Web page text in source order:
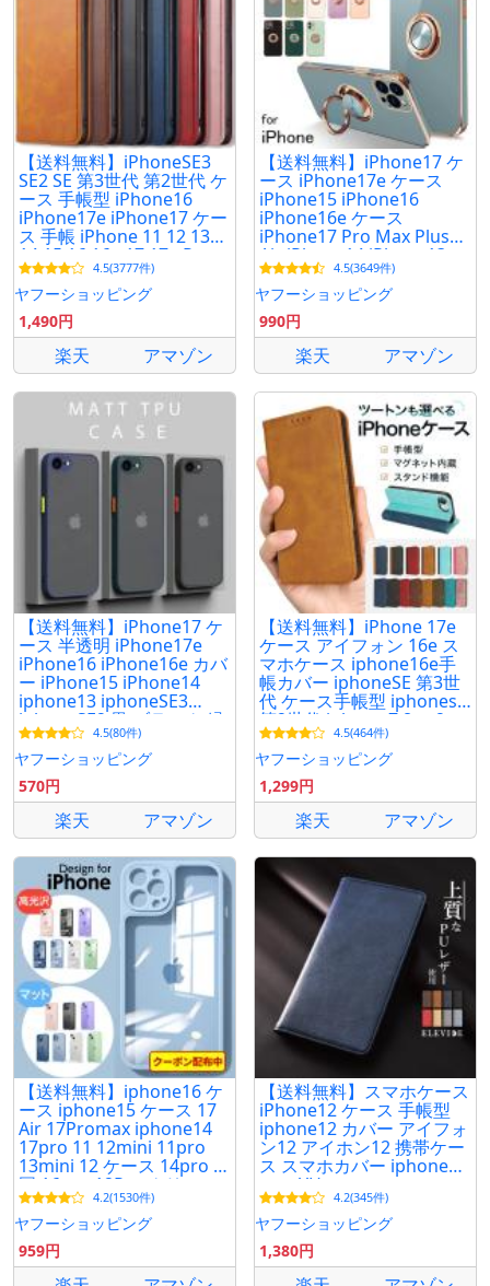
【送料無料】iPhoneSE3
SE2 SE 第3世代 第2世代 ケ
ース 手帳型 iPhone16
iPhone17e iPhone17 ケー
ス 手帳 iPhone 11 12 13
14 15 16 16e 17 17e Pro
max mini Plus ケース
4.5(3777件)
ヤフーショッピング
1,490円
楽天 アマゾン
【送料無料】iPhone17 ケ
ース iPhone17e ケース
iPhone15 iPhone16
iPhone16e ケース
iPhone17 Pro Max Plus
Air iPhone14 iPhone13
iPhone12 mini 11 SE3 ケ
ース リング付き
4.5(3649件)
ヤフーショッピング
990円
楽天 アマゾン
【送料無料】iPhone17 ケ
ース 半透明 iPhone17e
iPhone16 iPhone16e カバ
ー iPhone15 iPhone14
iphone13 iphoneSE3
iphoneSE2 黒 ブラック 緑
グリーン 紺 ネイビー 送料
無料
4.5(80件)
ヤフーショッピング
570円
楽天 アマゾン
【送料無料】iPhone 17e
ケース アイフォン 16e ス
マホケース iphone16e手
帳カバー iphoneSE 第3世
代 ケース手帳型 iphonese
第2世代 iphone 7 8 se2
se3 2022 マグネット
4.5(464件)
ヤフーショッピング
1,299円
楽天 アマゾン
【送料無料】iphone16 ケ
ース iphone15 ケース 17
Air 17Promax iphone14
17pro 11 12mini 11pro
13mini 12 ケース 14pro 韓
国 16pro 12Pro クリア レ
ンズ保護 指紋防止
4.2(1530件)
ヤフーショッピング
959円
【送料無料】スマホケース
iPhone12 ケース 手帳型
iphone12 カバー アイフォ
ン12 アイホン12 携帯ケー
ス スマホカバー iphoneケ
ース YH
4.2(345件)
ヤフーショッピング
1,380円